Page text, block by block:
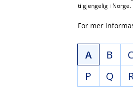
tilgjengelig i Norge.
For mer
A B
P
Q